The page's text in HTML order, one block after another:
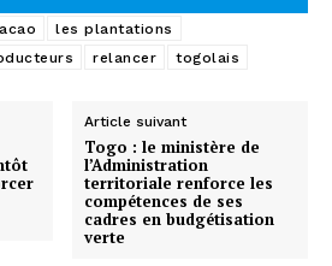
les plantations
relancer togolais
Article suivant
Togo : le ministère de
l’Administration
territoriale renforce les
compétences de ses
cadres en budgétisation
verte